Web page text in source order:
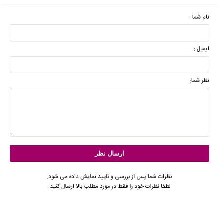
نام شما :
ایمیل :
نظر شما:
نظرات شما پس از بررسی و تایید نمایش داده می شود.
لطفا نظرات خود را فقط در مورد مطلب بالا ارسال کنید.